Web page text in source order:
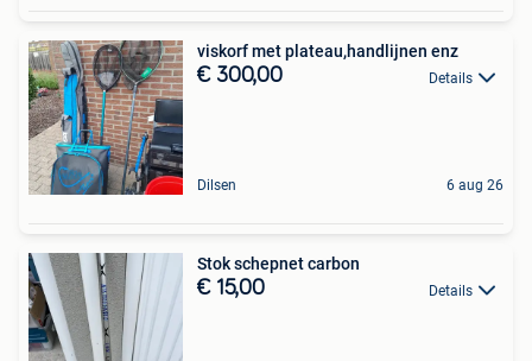
viskorf met plateau,handlijnen enz
€ 300,00 Details
Dilsen 6 aug 26
Stok schepnet carbon
€ 15,00 Details